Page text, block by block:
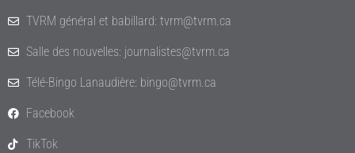
TVRM général et babillard: tvrm@tvrm.ca
Salle des nouvelles: journalistes@tvrm.ca
Télé-Bingo Lanaudière: bingo@tvrm.ca
Facebook
TikTok